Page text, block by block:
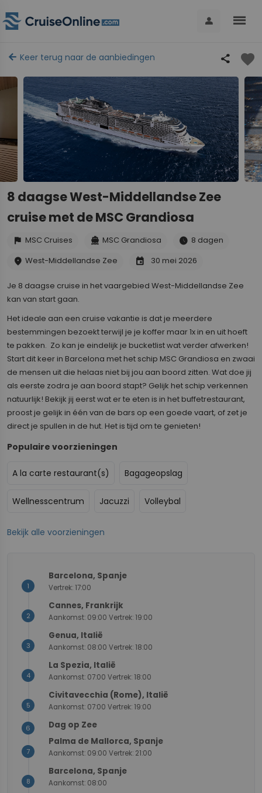
person menu
arrow_back Keer terug naar de aanbiedingen share favorite
8 daagse West-Middellandse Zee
cruise met de MSC Grandiosa
flag MSC Cruises directions_boat MSC Grandiosa schedule 8 dagen
place West-Middellandse Zee event 30 mei 2026
Je 8 daagse cruise in het vaargebied West-Middellandse Zee
kan van start gaan.
Het ideale aan een cruise vakantie is dat je meerdere
bestemmingen bezoekt terwijl je je koffer maar 1x in en uit hoeft
te pakken. Zo kan je eindelijk je bucketlist wat verder afwerken!
Start dit keer in Barcelona met het schip MSC Grandiosa en zwaai
de mensen uit die helaas niet bij jou aan boord zitten. Wat doe jij
als eerste zodra je aan boord stapt? Gelijk het schip verkennen
natuurlijk! Bekijk jij eerst wat er te eten is in het buffetrestaurant,
proost je gelijk in één van de bars op een goede vaart, of zet je
direct je spullen in de hut. Het is tijd om te genieten!
Populaire voorzieningen
A la carte restaurant(s) Bagageopslag
Wellnesscentrum Jacuzzi Volleybal
Bekijk alle voorzieningen
+
−
1
Barcelona, Spanje
Vertrek: 17:00
2
Cannes, Frankrijk
Aankomst: 09:00 Vertrek: 19:00
3
Genua, Italië
Aankomst: 08:00 Vertrek: 18:00
4
La Spezia, Italië
Aankomst: 07:00 Vertrek: 18:00
5
Civitavecchia (Rome), Italië
Aankomst: 07:00 Vertrek: 19:00
6 Dag op Zee
7
Palma de Mallorca, Spanje
Aankomst: 09:00 Vertrek: 21:00
8
Barcelona, Spanje
Aankomst: 08:00